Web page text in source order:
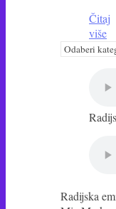
Čitaj
više
Kategorije
Radijska